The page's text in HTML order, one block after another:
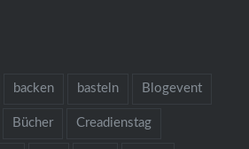
backen basteln Blogevent
Bücher Creadienstag